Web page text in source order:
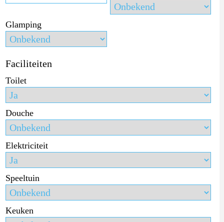
Glamping
Faciliteiten
Toilet
Douche
Elektriciteit
Speeltuin
Keuken